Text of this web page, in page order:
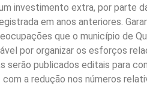
investimento extra, por parte
em anos anteriores.
que o município de
por organizar os esforços
serão publicados editais para
a redução nos números